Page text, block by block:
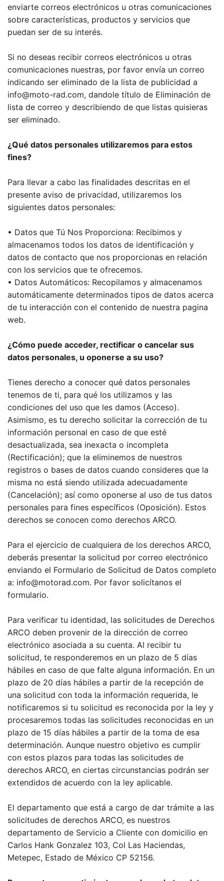
enviarte correos electrónicos u otras comunicaciones
sobre características, productos y servicios que
puedan ser de su interés.
Si no deseas recibir correos electrónicos u otras
comunicaciones nuestras, por favor envía un correo
indicando ser eliminado de la lista de publicidad a
info@moto-rad.com, dandole título de Eliminación de
lista de correo y describiendo de que listas quisieras
ser eliminado.
¿Qué datos personales utilizaremos para estos
fines?
Para llevar a cabo las finalidades descritas en el
presente aviso de privacidad, utilizaremos los
siguientes datos personales:
• Datos que Tú Nos Proporciona: Recibimos y
almacenamos todos los datos de identificación y
datos de contacto que nos proporcionas en relación
con los servicios que te ofrecemos.
• Datos Automáticos: Recopilamos y almacenamos
automáticamente determinados tipos de datos acerca
de tu interacción con el contenido de nuestra pagina
web.
¿Cómo puede acceder, rectificar o cancelar sus
datos personales, u oponerse a su uso?
Tienes derecho a conocer qué datos personales
tenemos de ti, para qué los utilizamos y las
condiciones del uso que les damos (Acceso).
Asimismo, es tu derecho solicitar la corrección de tu
información personal en caso de que esté
desactualizada, sea inexacta o incompleta
(Rectificación); que la eliminemos de nuestros
registros o bases de datos cuando consideres que la
misma no está siendo utilizada adecuadamente
(Cancelación); así como oponerse al uso de tus datos
personales para fines específicos (Oposición). Estos
derechos se conocen como derechos ARCO.
Para el ejercicio de cualquiera de los derechos ARCO,
deberás presentar la solicitud por correo electrónico
enviando el Formulario de Solicitud de Datos completo
a: info@motorad.com. Por favor solicítanos el
formulario.
Para verificar tu identidad, las solicitudes de Derechos
ARCO deben provenir de la dirección de correo
electrónico asociada a su cuenta. Al recibir tu
solicitud, te responderemos en un plazo de 5 días
hábiles en caso de que falte alguna información. En un
plazo de 20 días hábiles a partir de la recepción de
una solicitud con toda la información requerida, le
notificaremos si tu solicitud es reconocida por la ley y
procesaremos todas las solicitudes reconocidas en un
plazo de 15 días hábiles a partir de la toma de esa
determinación. Aunque nuestro objetivo es cumplir
con estos plazos para todas las solicitudes de
derechos ARCO, en ciertas circunstancias podrán ser
extendidos de acuerdo con la ley aplicable.
El departamento que está a cargo de dar trámite a las
solicitudes de derechos ARCO, es nuestros
departamento de Servicio a Cliente con domicilio en
Carlos Hank Gonzalez 103, Col Las Haciendas,
Metepec, Estado de México CP 52156.